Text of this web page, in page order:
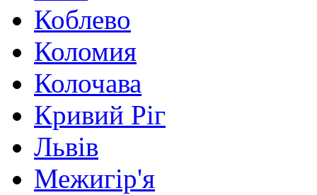
Коблево
Коломия
Колочава
Кривий Ріг
Львів
Межигір'я